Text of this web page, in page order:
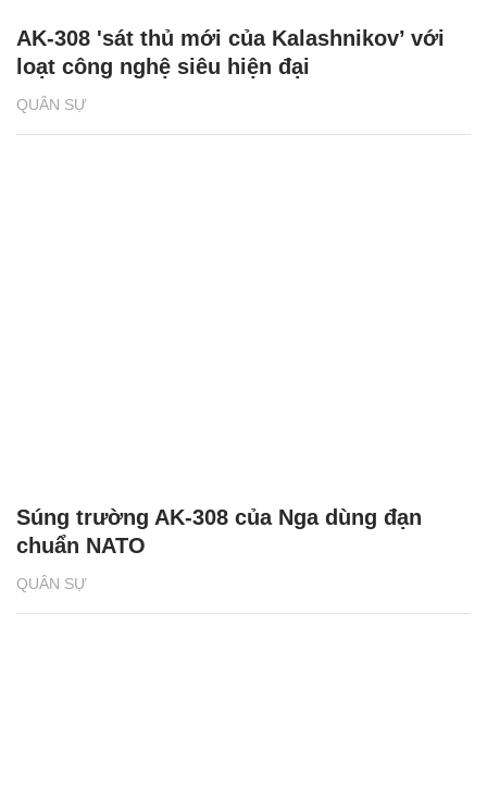
QUÂN SỰ
AK-308 'sát thủ mới của Kalashnikov’ với
loạt công nghệ siêu hiện đại
QUÂN SỰ
Súng trường AK-308 của Nga dùng đạn
chuẩn NATO